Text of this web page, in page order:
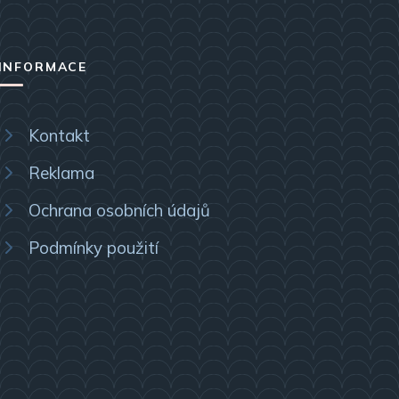
Kontakt
Reklama
Ochrana osobních údajů
Podmínky použití